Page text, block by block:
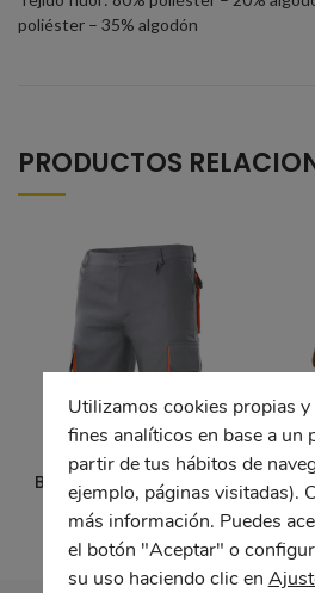
poliéster – 35% algodón
PRODUCTOS
Bermudas multibolsillos
Utilizamos cookies propias
fines analíticos en base a un
partir de tus hábitos de
ejemplo, páginas visitadas).
más información. Puedes
el botón "Aceptar" o
su uso haciendo clic en